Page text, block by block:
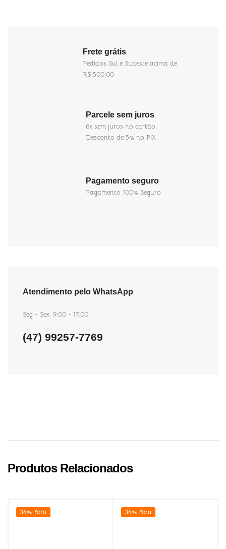
Frete grátis
Pedidos Sul e Sudeste acima de
R$:500,00
Parcele sem juros
6x sem juros no cartão,
Desconto de 5% no PIX
Pagamento seguro
Pagamento 100% Seguro
Atendimento pelo WhatsApp
Seg - Sex: 9:00 - 17:00
(47) 99257-7769
Produtos Relacionados
34% fora 34% fora